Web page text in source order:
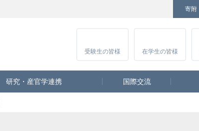
寄附
Instagram
受験生の皆様 在学生の皆様
研究・産官学連携 国際交流